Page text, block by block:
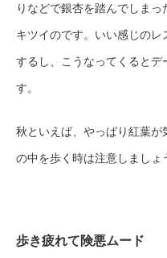
りなどで銀杏を踏んでしま
キツイのです。いい感じの
するし、こうなってくるとデ
す。
秋といえば、やっぱり紅葉
の中を歩く時は注意しましょ
歩き疲れて険悪ムード